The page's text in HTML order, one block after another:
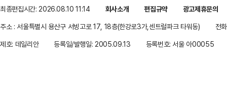
최종편집시간: 2026.08.10 11:14 회사소개 편집규약
광고제휴문의
주소 : 서울특별시 용산구 서빙고로 17, 18층(한강로3가,센트럴파크 타워동)
전
제호: 데일리안
등록일/발행일: 2005.09.13 등록번호: 서울 아00055